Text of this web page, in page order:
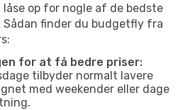
op for nogle af de bedste
finder du budgetfly fra
for at få bedre priser:
tilbyder normalt lavere
med weekender eller dage